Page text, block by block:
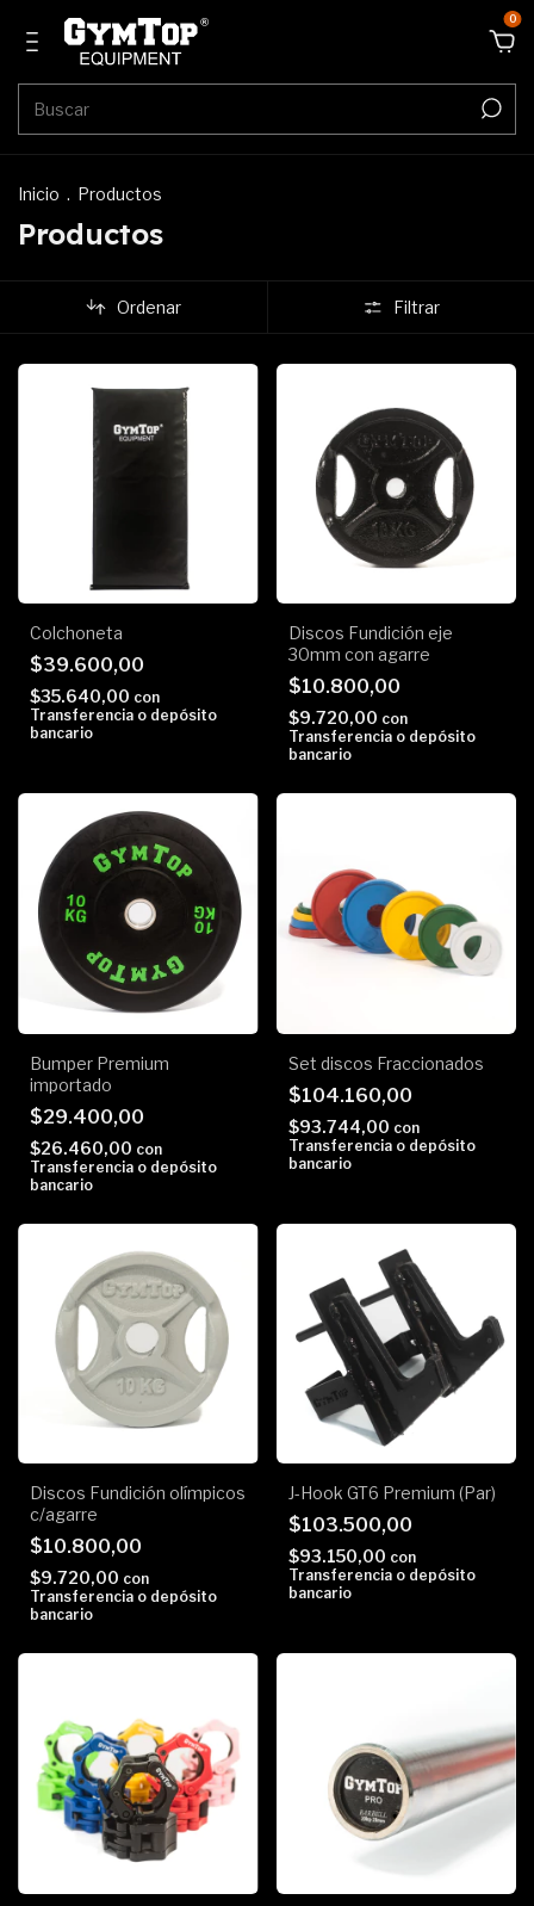
0
Inicio . Productos
Productos
Ordenar Filtrar
Colchoneta
$39.600,00
$35.640,00 con
Transferencia o depósito
bancario
Discos Fundición eje
30mm con agarre
$10.800,00
$9.720,00 con
Transferencia o depósito
bancario
Bumper Premium
importado
$29.400,00
$26.460,00 con
Transferencia o depósito
bancario
Set discos Fraccionados
$104.160,00
$93.744,00 con
Transferencia o depósito
bancario
Discos Fundición olímpicos
c/agarre
$10.800,00
$9.720,00 con
Transferencia o depósito
bancario
J-Hook GT6 Premium (Par)
$103.500,00
$93.150,00 con
Transferencia o depósito
bancario